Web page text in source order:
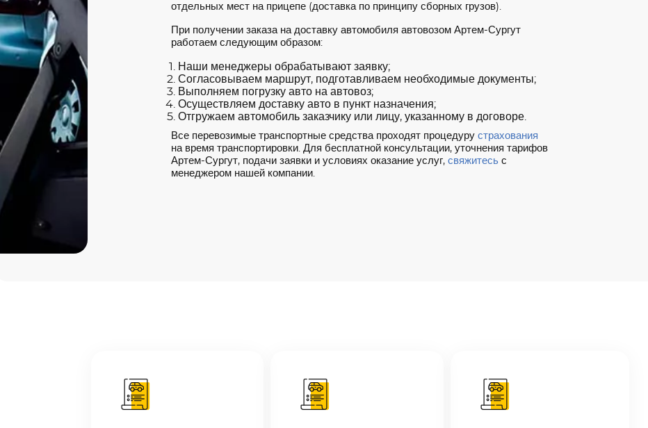
отдельных мест на прицепе (доставка по принципу сборных грузов).
При получении заказа на доставку автомобиля автовозом Артем-Сургут
работаем следующим образом:
Наши менеджеры обрабатывают заявку;
Согласовываем маршрут, подготавливаем необходимые документы;
Выполняем погрузку авто на автовоз;
Осуществляем доставку авто в пункт назначения;
Отгружаем автомобиль заказчику или лицу, указанному в договоре.
Все перевозимые транспортные средства проходят процедуру страхования
на время транспортировки. Для бесплатной консультации, уточнения тарифов
Артем-Сургут, подачи заявки и условиях оказание услуг, свяжитесьс
менеджером нашей компании.